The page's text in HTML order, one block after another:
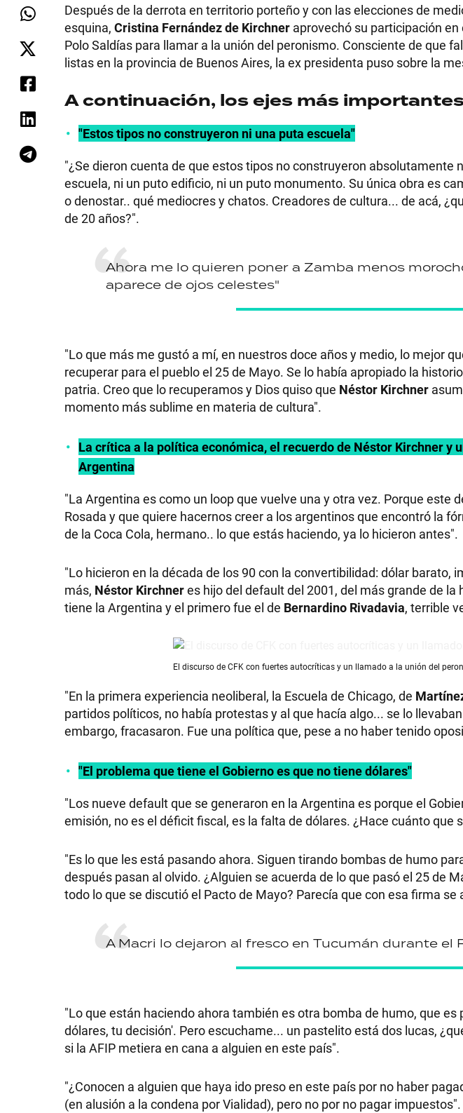
Después de la derrota en territorio porteño y con las elecciones de
esquina, Cristina Fernández de Kirchner aprovechó su participación
Polo Saldías para llamar a la unión del peronismo. Consciente de que
listas en la provincia de Buenos Aires, la ex presidenta puso sobre la
A continuación, los ejes más
"Estos tipos no construyeron ni una puta escuela"
"¿Se dieron cuenta de que estos tipos no construyeron absolutamente
escuela, ni un puto edificio, ni un puto monumento. Su única obra es
o denostar.. qué mediocres y chatos. Creadores de cultura... de acá,
de 20 años?".
Ahora me lo quieren poner a Zamba menos
aparece de ojos celestes"
"Lo que más me gustó a mí, en nuestros doce años y medio, lo mejor
recuperar para el pueblo el 25 de Mayo. Se lo había apropiado la
patria. Creo que lo recuperamos y Dios quiso que Néstor Kirchner
momento más sublime en materia de cultura".
La crítica a la política económica, el recuerdo de Néstor Kirchner y
Argentina
"La Argentina es como un loop que vuelve una y otra vez. Porque este
Rosada y que quiere hacernos creer a los argentinos que encontró la
de la Coca Cola, hermano.. lo que estás haciendo, ya lo hicieron antes".
"Lo hicieron en la década de los 90 con la convertibilidad: dólar barato,
más, Néstor Kirchneres hijo del default del 2001, del más grande de
tiene la Argentina y el primero fue el de Bernardino Rivadavia, terrible
El discurso de CFK con fuertes autocríticas y un llamado a la unión del
"En la primera experiencia neoliberal, la Escuela de Chicago, de
partidos políticos, no había protestas y al que hacía algo... se lo
embargo, fracasaron. Fue una política que, pese a no haber tenido
"El problema que tiene el Gobierno es que no tiene dólares"
"Los nueve default que se generaron en la Argentina es porque el
emisión, no es el déficit fiscal, es la falta de dólares. ¿Hace cuánto que
"Es lo que les está pasando ahora. Siguen tirando bombas de humo
después pasan al olvido. ¿Alguien se acuerda de lo que pasó el 25 de
todo lo que se discutió el Pacto de Mayo? Parecía que con esa firma
A Macri lo dejaron al fresco en Tucumán durante el
"Lo que están haciendo ahora también es otra bomba de humo, que
dólares, tu decisión'. Pero escuchame... un pastelito está dos lucas,
si la AFIP metiera en cana a alguien en este país".
"¿Conocen a alguien que haya ido preso en este país por no haber
(en alusión a la condena por Vialidad), pero no por no pagar impuestos".
SHOW
POLÍTICA
ACTUALIDAD
POLICIALES
ECONOMÍA
GRAN
HERMANO
SALUD
DEPORTES
TECNOLOGÍA